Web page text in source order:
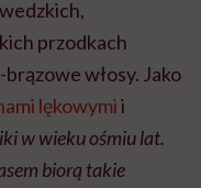
przodkach
włosy. Jako
lękowymii
w wieku ośmiu lat.
biorą takie